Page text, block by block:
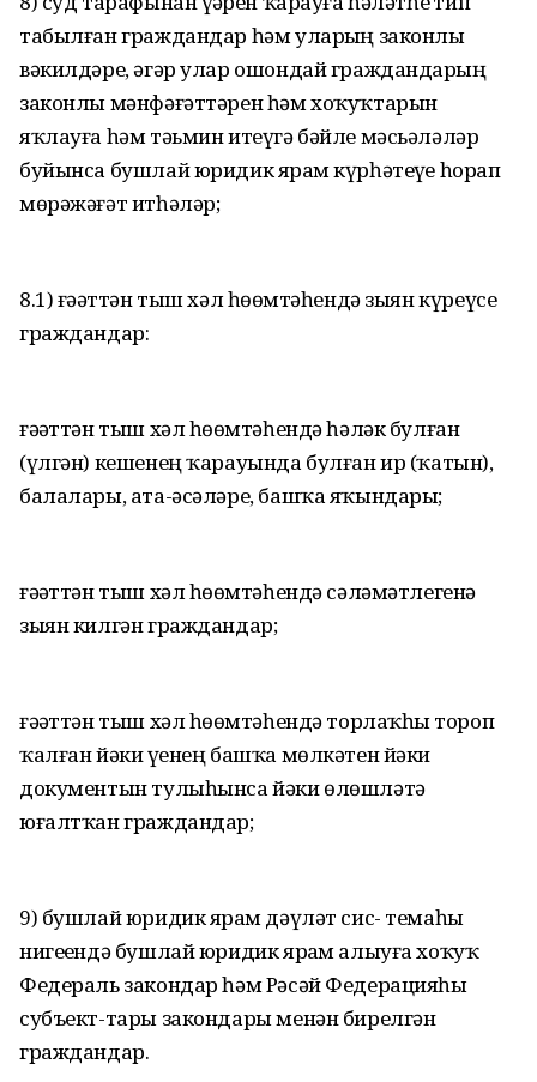
табылған граждандар һәм уларҙың законлы
вәкилдәре, әгәр улар ошондай граждандарҙың
законлы мәнфәғәттәрен һәм хоҡуҡтарын
яҡлауға һәм тәьмин итеүгә бәйле мәсьәләләр
буйынса бушлай юридик ярҙам күрһәтеүҙе һорап
мөрәжәғәт итһәләр;
8.1) ғәҙәттән тыш хәл һөҙөмтәһендә зыян күреүсе
граждандар:
ғәҙәттән тыш хәл һөҙөмтәһендә һәләк булған
(үлгән) кешенең ҡарауында булған ир (ҡатын),
балалары, ата-әсәләре, башҡа яҡындары;
ғәҙәттән тыш хәл һөҙөмтәһендә сәләмәтлегенә
зыян килгән граждандар;
ғәҙәттән тыш хәл һөҙөмтәһендә торлаҡһыҙ тороп
ҡалған йәки үҙенең башҡа мөлкәтен йәки
документын тулыһынса йәки өлөшләтә
юғалтҡан граждандар;
9) бушлай юридик ярҙам дәүләт сис- темаһы
нигеҙендә бушлай юридик ярҙам алыуға хоҡуҡ
Федераль закондар һәм Рәсәй Федерацияһы
субъект-тары закондары менән бирелгән
граждандар.